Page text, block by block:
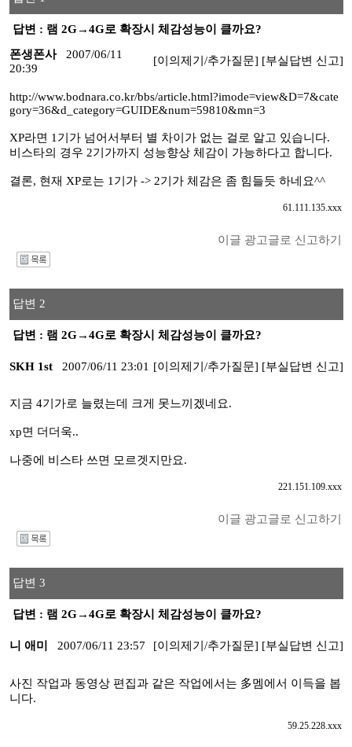
답변 : 램 2G→4G로 확장시 체감성능이 클까요?
폰생폰사
2007/06/11
20:39
[이의제기/추가질문] [부실답변 신고]
http://www.bodnara.co.kr/bbs/article.html?imode=view&D=7&cate
gory=36&d_category=GUIDE&num=59810&mn=3
XP라면 1기가 넘어서부터 별 차이가 없는 걸로 알고 있습니다.
비스타의 경우 2기가까지 성능향상 체감이 가능하다고 합니다.
결론, 현재 XP로는 1기가 -> 2기가 체감은 좀 힘들듯 하네요^^
61.111.135.xxx
이글 광고글로 신고하기
답변 2
답변 : 램 2G→4G로 확장시 체감성능이 클까요?
SKH 1st 2007/06/11 23:01 [이의제기/추가질문] [부실답변 신고]
지금 4기가로 늘렸는데 크게 못느끼겠네요.
xp면 더더욱..
나중에 비스타 쓰면 모르겟지만요.
221.151.109.xxx
이글 광고글로 신고하기
답변 3
답변 : 램 2G→4G로 확장시 체감성능이 클까요?
니 애미 2007/06/11 23:57 [이의제기/추가질문] [부실답변 신고]
사진 작업과 동영상 편집과 같은 작업에서는 多멤에서 이득을 봅
니다.
59.25.228.xxx